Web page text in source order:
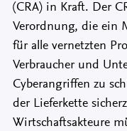
(CRA) in Kraft. Der
Verordnung, die ein
für alle vernetzten
Verbraucher und
Cyberangriffen zu
der Lieferkette
Wirtschaftsakteure